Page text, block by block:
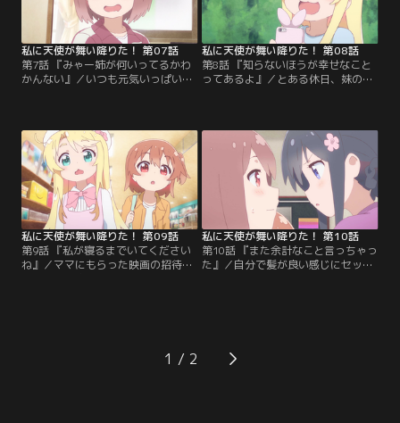
とになるのですが……。
知っているというお姉さんが声を掛
けてくるのですが…。
私に天使が舞い降りた！ 第07話
第7話 『みゃー姉が何いってるかわ
かんない』／いつも元気いっぱいな
は、おとなしく休むかと思いきや、
休みになったから遊ぼう！とみやこ
に言うのです。大学に行かなくては
いけないため、家にはいないという
みやこの答えに落ち込むひなた。そ
の姿を見てみやこは…。
私に天使が舞い降りた！ 第08話
第8話 『知らないほうが幸せなこと
ってあるよ』／とある休日、妹のひ
そんな娘の姿を見かねた母の千鶴
は、せめて新しい服くらい買って来
なさいとお小遣いまで渡すのです
私に天使が舞い降りた！ 第09話
第9話 『私が寝るまでいてください
ね』／ママにもらった映画の招待券
けは行けるとのこと！期せずして、
ひなたと2人きりのデートが決まっ
私に天使が舞い降りた！ 第10話
第10話 『また余計なこと言っちゃっ
た』／自分で髪が良い感じにセット
にひどい状態になってしまったノア
ちゃんはみやこに助けを求めるので
1